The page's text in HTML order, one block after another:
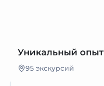
Уникальный опыт
95 экскурсий